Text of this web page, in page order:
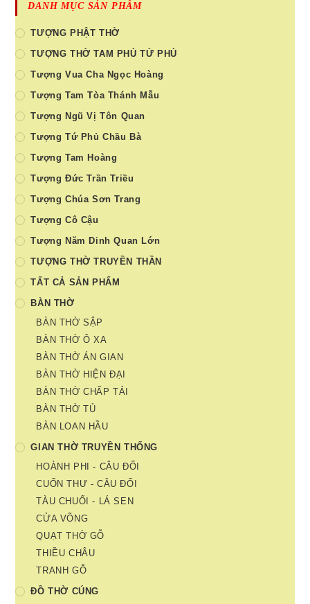
DANH MỤC SẢN PHẨM
TƯỢNG PHẬT THỜ
TƯỢNG THỜ TAM PHỦ TỨ PHỦ
Tượng Vua Cha Ngọc Hoàng
Tượng Tam Tòa Thánh Mẫu
Tượng Ngũ Vị Tôn Quan
Tượng Tứ Phủ Chầu Bà
Tượng Tam Hoàng
Tượng Đức Trần Triều
Tượng Chúa Sơn Trang
Tượng Cô Cậu
Tượng Năm Dinh Quan Lớn
TƯỢNG THỜ TRUYỀN THẦN
TẤT CẢ SẢN PHẨM
BÀN THỜ
BÀN THỜ SẬP
BÀN THỜ Ô XA
BÀN THỜ ÁN GIAN
BÀN THỜ HIỆN ĐẠI
BÀN THỜ CHẤP TẢI
BÀN THỜ TỦ
BÀN LOAN HẦU
GIAN THỜ TRUYỀN THỐNG
HOÀNH PHI - CÂU ĐỐI
CUỐN THƯ - CÂU ĐỐI
TÀU CHUỐI - LÁ SEN
CỬA VÕNG
QUẠT THỜ GỖ
THIỀU CHÂU
TRANH GỖ
ĐỒ THỜ CÚNG